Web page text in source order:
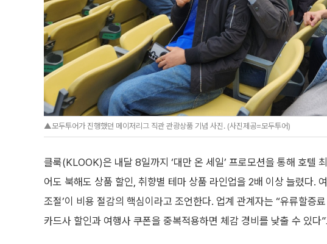
▲모두투어가 진행했던 메이저리그 직관 관광상품 기념 사진. (사진제공=모두투어)
클룩(KLOOK)은 내달 8일까지 ‘대만 온 세일’ 프로모션을 통해 호텔
어도 북해도 상품 할인, 취향별 테마 상품 라인업을 2배 이상 늘렸다.
조절’이 비용 절감의 핵심이라고 조언한다. 업계 관계자는 “유류할증
카드사 할인과 여행사 쿠폰을 중복적용하면 체감 경비를 낮출 수 있다